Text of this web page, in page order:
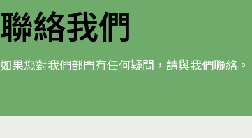
聯絡我們
如果您對我們部門有任何疑問，請與我們聯絡。